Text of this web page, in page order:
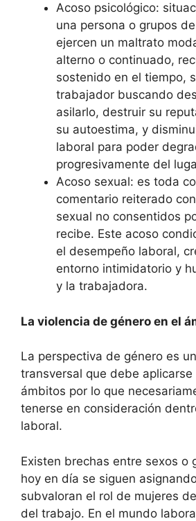
Acoso psicológico:
una persona o grupos
ejercen un maltrato
alterno o continuado,
sostenido en el tiempo,
trabajador buscando
asilarlo, destruir su
su autoestima, y
laboral para poder
progresivamente del
Acoso sexual: es toda
comentario reiterado
sexual no consentidos
recibe. Este acoso
el desempeño laboral,
entorno intimidatorio y
y la trabajadora.
La violencia de género en el
La perspectiva de género es
transversal que debe
ámbitos por lo que
tenerse en consideración
laboral.
Existen brechas entre sexos o
hoy en día se siguen
subvaloran el rol de mujeres
del trabajo. En el mundo